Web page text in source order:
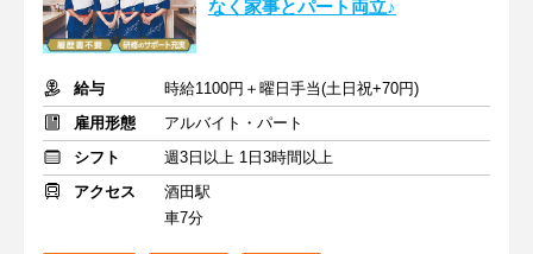
なく家事とパート両立♪
給与
時給1100円＋曜日手当(土日祝+70円)
雇用形態
アルバイト・パート
シフト
週3日以上 1日3時間以上
アクセス
酒田駅
車7分